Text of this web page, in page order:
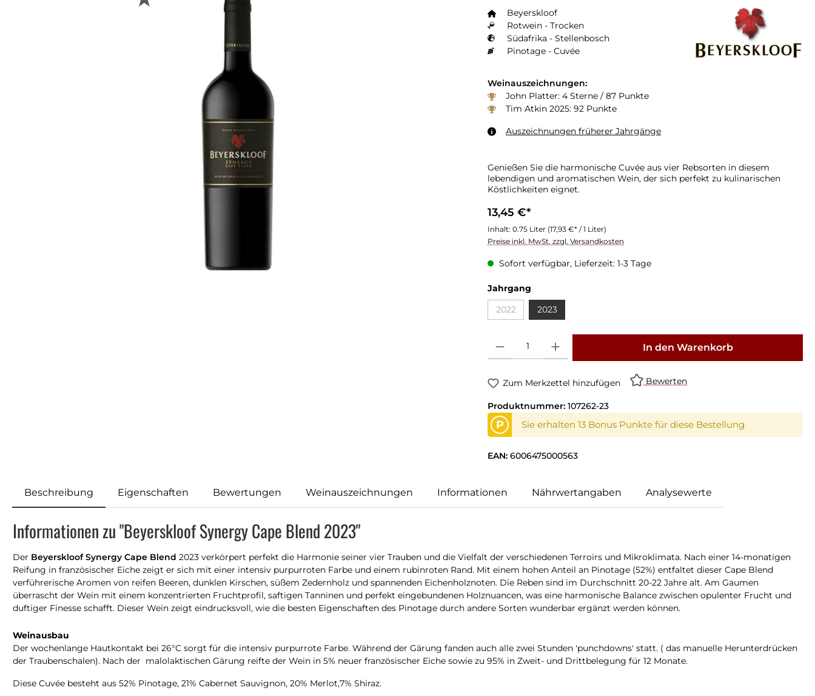
Beyerskloof
Rotwein - Trocken
Südafrika - Stellenbosch
Pinotage - Cuvée
Weinauszeichnungen:
John Platter: 4 Sterne / 87 Punkte
Tim Atkin 2025: 92 Punkte
Auszeichnungen früherer Jahrgänge
Genießen Sie die harmonische Cuvée aus vier Rebsorten in diesem
lebendigen und aromatischen Wein, der sich perfekt zu kulinarischen
Köstlichkeiten eignet.
13,45 €*
Inhalt: 0.75 Liter (17,93 €* / 1 Liter)
Preise inkl. MwSt. zzgl. Versandkosten
Sofort verfügbar, Lieferzeit: 1-3 Tage
Jahrgang
2022
2023
In den Warenkorb
Zum Merkzettel hinzufügen Bewerten
Produktnummer: 107262-23
P Sie erhalten 13 Bonus Punkte für diese Bestellung
EAN: 6006475000563
Beschreibung Eigenschaften Bewertungen Weinauszeichnungen Informationen Nährwertangaben Analysewerte
Informationen zu "Beyerskloof Synergy Cape Blend 2023"
Der Beyerskloof Synergy Cape Blend 2023 verkörpert perfekt die Harmonie seiner vier Trauben und die Vielfalt der verschiedenen Terroirs und Mikroklimata. Nach einer 14-monatigen
Reifung in französischer Eiche zeigt er sich mit einer intensiv purpurroten Farbe und einem rubinroten Rand. Mit einem hohen Anteil an Pinotage (52%) entfaltet dieser Cape Blend
verführerische Aromen von reifen Beeren, dunklen Kirschen, süßem Zedernholz und spannenden Eichenholznoten. Die Reben sind im Durchschnitt 20-22 Jahre alt. Am Gaumen
überrascht der Wein mit einem konzentrierten Fruchtprofil, saftigen Tanninen und perfekt eingebundenen Holznuancen, was eine harmonische Balance zwischen opulenter Frucht und
duftiger Finesse schafft. Dieser Wein zeigt eindrucksvoll, wie die besten Eigenschaften des Pinotage durch andere Sorten wunderbar ergänzt werden können.
Weinausbau
Der wochenlange Hautkontakt bei 26°C sorgt für die intensiv purpurrote Farbe. Während der Gärung fanden auch alle zwei Stunden 'punchdowns' statt. ( das manuelle Herunterdrücken
der Traubenschalen). Nach der malolaktischen Gärung reifte der Wein in 5% neuer französischer Eiche sowie zu 95% in Zweit- und Drittbelegung für 12 Monate.
Diese Cuvée besteht aus 52% Pinotage, 21% Cabernet Sauvignon, 20% Merlot,7% Shiraz.